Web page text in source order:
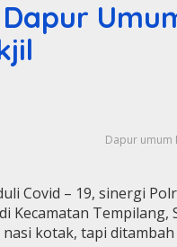
Dapur umum
Covid – 19, sinergi
Kecamatan Tempilang,
kotak, tapi